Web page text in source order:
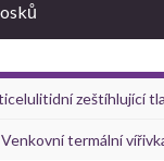
zeštíhlující
Venkovní termální